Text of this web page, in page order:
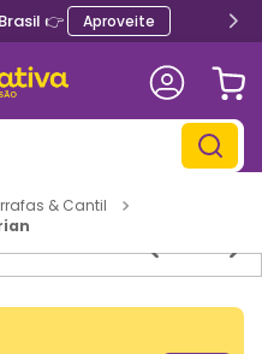
👉 Aproveite
& Cantil